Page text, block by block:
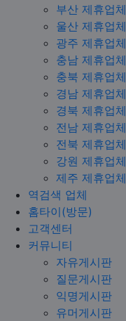
부산 제휴업체
울산 제휴업체
광주 제휴업체
충남 제휴업체
충북 제휴업체
경남 제휴업체
경북 제휴업체
전남 제휴업체
전북 제휴업체
강원 제휴업체
제주 제휴업체
역검색 업체
홈타이(방문)
고객센터
커뮤니티
자유게시판
질문게시판
익명게시판
유머게시판